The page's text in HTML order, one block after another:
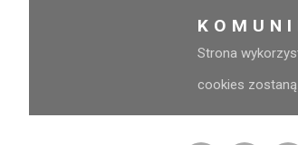
Strona
cookies